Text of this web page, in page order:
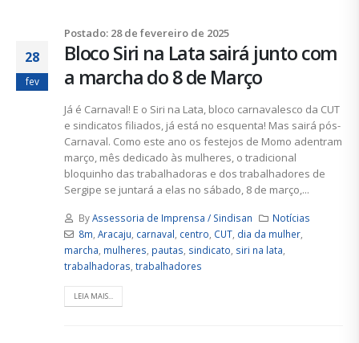
Postado: 28 de fevereiro de 2025
28
fev
Bloco Siri na Lata sairá junto com
a marcha do 8 de Março
Já é Carnaval! E o Siri na Lata, bloco carnavalesco da CUT
e sindicatos filiados, já está no esquenta! Mas sairá pós-
Carnaval. Como este ano os festejos de Momo adentram
março, mês dedicado às mulheres, o tradicional
bloquinho das trabalhadoras e dos trabalhadores de
Sergipe se juntará a elas no sábado, 8 de março,...
ByAssessoria de Imprensa / Sindisan
Notícias
8m Aracaju carnaval centro CUT, dia da mulher,
marcha mulheres pautas sindicato siri na lata
trabalhadoras trabalhadores
LEIA MAIS...